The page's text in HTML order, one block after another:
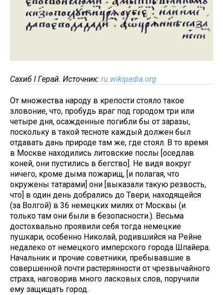
Сахиб I Герай. Источник: ru.wikipedia.org
От множества народу в крепости стояло такое
зловоние, что, пробудь враг под городом три или
четыре дня, осажденные погибли бы от заразы,
поскольку в такой тесноте каждый должен был
отдавать дань природе там же, где стоял. В то время
в Москве находились литовские послы [оседлав
коней, они пустились в бегство]. Не видя вокруг
ничего, кроме дыма пожарищ, [и полагая, что
окружены татарами] они [выказали такую резвость,
что] в один день добрались до Твери, находящейся
(за Волгой) в 36 немецких милях от Москвы (и
только там они были в безопасности.). Весьма
достохвально проявили себя тогда немецкие
пушкари, особенно Николай, родившийся на Рейне
недалеко от немецкого имперского города Шпайера.
Начальник и прочие советники, пребывавшие в
совершенной почти растерянности от чрезвычайного
страха, наговорив много ласковых слов, поручили
ему защищать город.